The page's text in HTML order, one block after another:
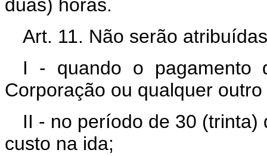
duas) horas.
Art. 11. Não serão
I - quando o pagamento
Corporação ou qualquer
II - no período de 30
custo na ida;